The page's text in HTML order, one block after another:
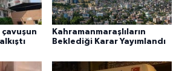
çavuşun
Kahramanmaraşlıların
Beklediği Karar Yayımlandı